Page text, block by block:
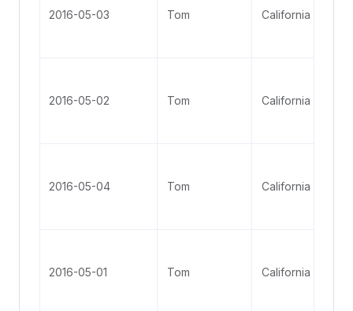
2016-05-03 Tom California
2016-05-02 Tom California
2016-05-04 Tom California
2016-05-01 Tom California